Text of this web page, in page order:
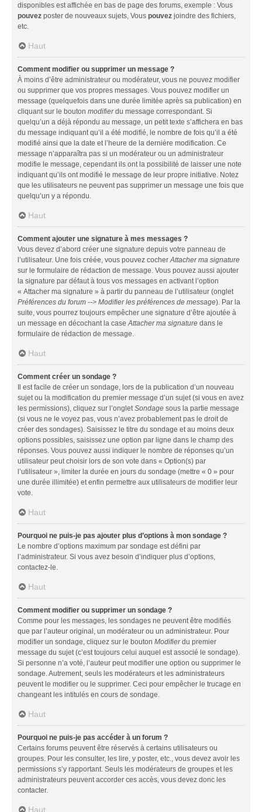
disponibles est affichée en bas de page des forums, exemple : Vous
pouvez poster de nouveaux sujets, Vous pouvez joindre des fichiers,
etc.
Haut
Comment modifier ou supprimer un message ?
À moins d’être administrateur ou modérateur, vous ne pouvez modifier
ou supprimer que vos propres messages. Vous pouvez modifier un
message (quelquefois dans une durée limitée après sa publication) en
cliquant sur le bouton modifierdu message correspondant. Si
quelqu’un a déjà répondu au message, un petit texte s’affichera en bas
du message indiquant qu’il a été modifié, le nombre de fois qu’il a été
modifié ainsi que la date et l’heure de la dernière modification. Ce
message n’apparaîtra pas si un modérateur ou un administrateur
modifie le message, cependant ils ont la possibilité de laisser une note
indiquant qu’ils ont modifié le message de leur propre initiative. Notez
que les utilisateurs ne peuvent pas supprimer un message une fois que
quelqu’un y a répondu.
Haut
Comment ajouter une signature à mes messages ?
Vous devez d’abord créer une signature depuis votre panneau de
l’utilisateur. Une fois créée, vous pouvez cocherAttacher ma signature
sur le formulaire de rédaction de message. Vous pouvez aussi ajouter
la signature par défaut à tous vos messages en activant l’option
« Attacher ma signature » à partir du panneau de l’utilisateur (onglet
Préférences du forum --> Modifier les préférences de message). Par la
suite, vous pourrez toujours empêcher une signature d’être ajoutée à
un message en décochant la caseAttacher ma signature dans le
formulaire de rédaction de message.
Haut
Comment créer un sondage ?
Il est facile de créer un sondage, lors de la publication d’un nouveau
sujet ou la modification du premier message d’un sujet (si vous en avez
les permissions), cliquez sur l’ongletSondage sous la partie message
(si vous ne le voyez pas, vous n’avez probablement pas le droit de
créer des sondages). Saisissez le titre du sondage et au moins deux
options possibles, saisissez une option par ligne dans le champ des
réponses. Vous pouvez aussi indiquer le nombre de réponses qu’un
utilisateur peut choisir lors de son vote dans « Option(s) par
l’utilisateur », limiter la durée en jours du sondage (mettre « 0 » pour
une durée illimitée) et enfin permettre aux utilisateurs de modifier leur
vote.
Haut
Pourquoi ne puis-je pas ajouter plus d’options à mon sondage ?
Le nombre d’options maximum par sondage est défini par
l’administrateur. Si vous avez besoin d’indiquer plus d’options,
contactez-le.
Haut
Comment modifier ou supprimer un sondage ?
Comme pour les messages, les sondages ne peuvent être modifiés
que par l’auteur original, un modérateur ou un administrateur. Pour
modifier un sondage, cliquez sur le bouton Modifierdu premier
message du sujet (c’est toujours celui auquel est associé le sondage).
Si personne n’a voté, l’auteur peut modifier une option ou supprimer le
sondage. Autrement, seuls les modérateurs et les administrateurs
peuvent le modifier ou le supprimer. Ceci pour empêcher le trucage en
changeant les intitulés en cours de sondage.
Haut
Pourquoi ne puis-je pas accéder à un forum ?
Certains forums peuvent être réservés à certains utilisateurs ou
groupes. Pour les consulter, les lire, y poster, etc., vous devez avoir les
permissions s’y rapportant. Seuls les modérateurs de groupes et les
administrateurs peuvent accorder ces accès, vous devez donc les
contacter.
Haut